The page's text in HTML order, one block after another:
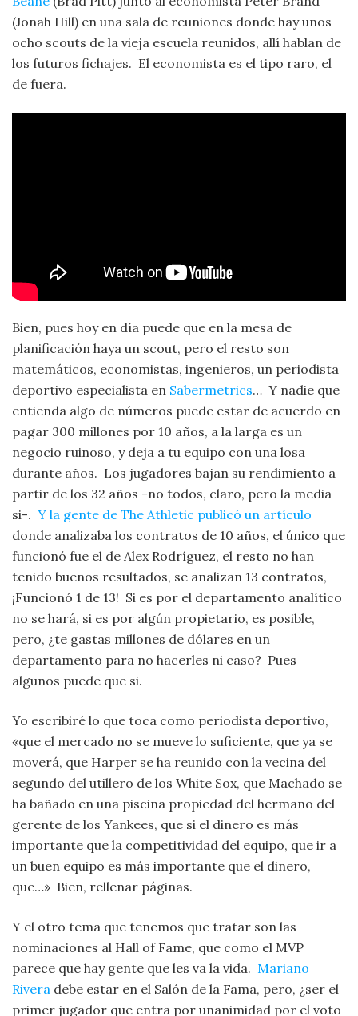
(Jonah Hill) en una sala de reuniones donde hay unos
ocho scouts de la vieja escuela reunidos, allí hablan de
los futuros fichajes. El economista es el tipo raro, el
de fuera.
Bien, pues hoy en día puede que en la mesa de
planificación haya un scout, pero el resto son
matemáticos, economistas, ingenieros, un periodista
deportivo especialista en Sabermetrics… Y nadie que
entienda algo de números puede estar de acuerdo en
pagar 300 millones por 10 años, a la larga es un
negocio ruinoso, y deja a tu equipo con una losa
durante años. Los jugadores bajan su rendimiento a
partir de los 32 años -no todos, claro, pero la media
si-. Y la gente de The Athletic publicó un artículo
donde analizaba los contratos de 10 años, el único que
funcionó fue el de Alex Rodríguez, el resto no han
tenido buenos resultados, se analizan 13 contratos,
¡Funcionó 1 de 13! Si es por el departamento analítico
no se hará, si es por algún propietario, es posible,
pero, ¿te gastas millones de dólares en un
departamento para no hacerles ni caso? Pues
algunos puede que si.
Yo escribiré lo que toca como periodista deportivo,
«que el mercado no se mueve lo suficiente, que ya se
moverá, que Harper se ha reunido con la vecina del
segundo del utillero de los White Sox, que Machado se
ha bañado en una piscina propiedad del hermano del
gerente de los Yankees, que si el dinero es más
importante que la competitividad del equipo, que ir a
un buen equipo es más importante que el dinero,
que…» Bien, rellenar páginas.
Y el otro tema que tenemos que tratar son las
nominaciones al Hall of Fame, que como el MVP
parece que hay gente que les va la vida. Mariano
Rivera debe estar en el Salón de la Fama, pero, ¿ser el
primer jugador que entra por unanimidad por el voto